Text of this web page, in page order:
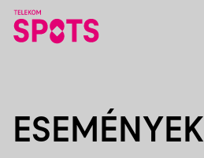
ESEMÉNYEK
Telekom Spots